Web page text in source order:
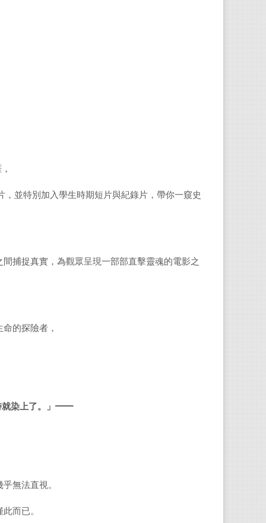
並特別加入學生時期短片與紀錄片，帶你一窺史
捕捉真實，為觀眾呈現一部部直擊靈魂的電影之
的探險者，
染上了。」 ━━
無法直視。
而已。